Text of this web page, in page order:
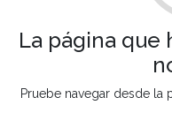
La página
Pruebe navegar desde